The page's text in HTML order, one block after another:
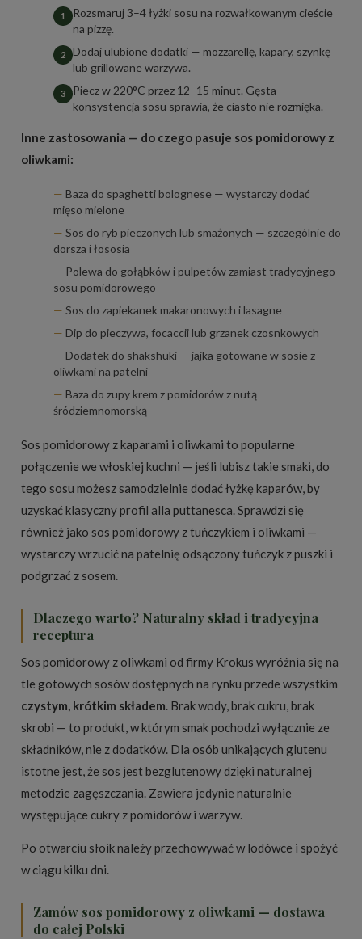
Rozsmaruj 3–4 łyżki sosu na rozwałkowanym cieście
na pizzę.
Dodaj ulubione dodatki — mozzarellę, kapary, szynkę
lub grillowane warzywa.
Piecz w 220°C przez 12–15 minut. Gęsta
konsystencja sosu sprawia, że ciasto nie rozmięka.
Inne zastosowania — do czego pasuje sos pomidorowy z
oliwkami:
Baza do spaghetti bolognese — wystarczy dodać
mięso mielone
Sos do ryb pieczonych lub smażonych — szczególnie do
dorsza i łososia
Polewa do gołąbków i pulpetów zamiast tradycyjnego
sosu pomidorowego
Sos do zapiekanek makaronowych i lasagne
Dip do pieczywa, focaccii lub grzanek czosnkowych
Dodatek do shakshuki — jajka gotowane w sosie z
oliwkami na patelni
Baza do zupy krem z pomidorów z nutą
śródziemnomorską
Sos pomidorowy z kaparami i oliwkami to popularne
połączenie we włoskiej kuchni — jeśli lubisz takie smaki, do
tego sosu możesz samodzielnie dodać łyżkę kaparów, by
uzyskać klasyczny profil alla puttanesca. Sprawdzi się
również jako sos pomidorowy z tuńczykiem i oliwkami —
wystarczy wrzucić na patelnię odsączony tuńczyk z puszki i
podgrzać z sosem.
Dlaczego warto? Naturalny skład i tradycyjna
receptura
Sos pomidorowy z oliwkami od firmy Krokus wyróżnia się na
tle gotowych sosów dostępnych na rynku przede wszystkim
czystym, krótkim składem. Brak wody, brak cukru, brak
skrobi — to produkt, w którym smak pochodzi wyłącznie ze
składników, nie z dodatków. Dla osób unikających glutenu
istotne jest, że sos jest bezglutenowy dzięki naturalnej
metodzie zagęszczania. Zawiera jedynie naturalnie
występujące cukry z pomidorów i warzyw.
Po otwarciu słoik należy przechowywać w lodówce i spożyć
w ciągu kilku dni.
Zamów sos pomidorowy z oliwkami — dostawa
do całej Polski